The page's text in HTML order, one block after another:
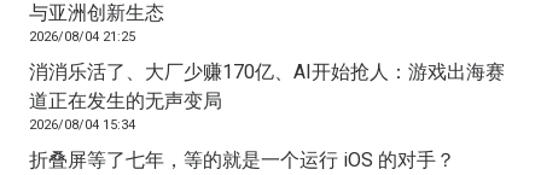
与亚洲创新生态
2026/08/04 21:25
消消乐活了、大厂少赚170亿、AI开始抢人：游戏出海赛
道正在发生的无声变局
2026/08/04 15:34
折叠屏等了七年，等的就是一个运行 iOS 的对手？